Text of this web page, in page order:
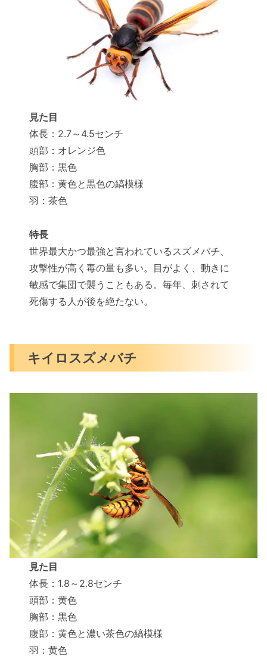
見た目
体長：2.7～4.5センチ
頭部：オレンジ色
胸部：黒色
腹部：黄色と黒色の縞模様
羽：茶色
特長
世界最大かつ最強と言われているスズメバチ、
攻撃性が高く毒の量も多い。目がよく、動きに
敏感で集団で襲うこともある。毎年、刺されて
死傷する人が後を絶たない。
キイロスズメバチ
見た目
体長：1.8～2.8センチ
頭部：黄色
胸部：黒色
腹部：黄色と濃い茶色の縞模様
羽：黄色